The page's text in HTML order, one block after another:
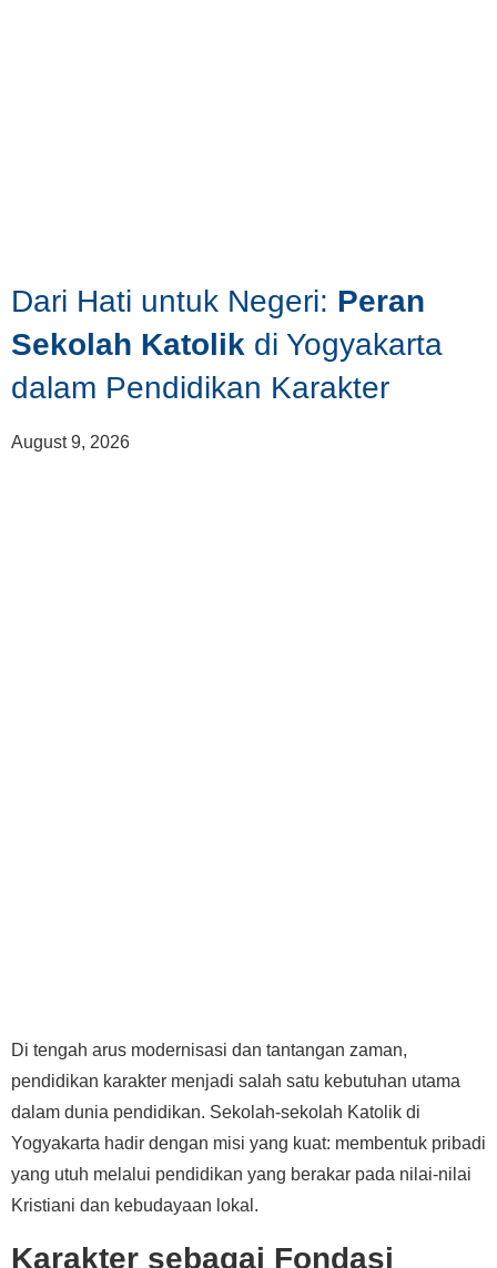
Dari Hati untuk Negeri: Peran
Sekolah Katolik di Yogyakarta
dalam Pendidikan Karakter
August 9, 2026
Di tengah arus modernisasi dan tantangan zaman,
pendidikan karakter menjadi salah satu kebutuhan utama
dalam dunia pendidikan. Sekolah-sekolah Katolik di
Yogyakarta hadir dengan misi yang kuat: membentuk pribadi
yang utuh melalui pendidikan yang berakar pada nilai-nilai
Kristiani dan kebudayaan lokal.
Karakter sebagai Fondasi